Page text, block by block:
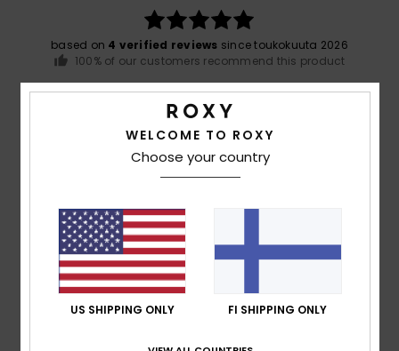
based on 4 verified reviews since toukokuuta 2026
100% of our customers recommend this product
Value for money
Color
WELCOME TO ROXY
Choose your country
US SHIPPING ONLY FI SHIPPING ONLY